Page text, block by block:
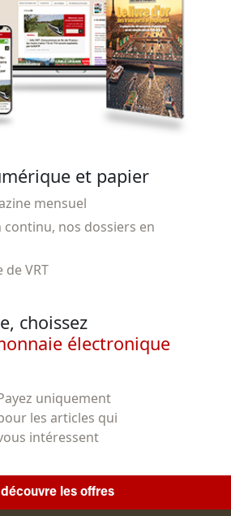
et papier
mensuel
continu, nos dossiers en
de VRT
choissez
électronique
uniquement
les articles qui
intéressent
découvre les offres